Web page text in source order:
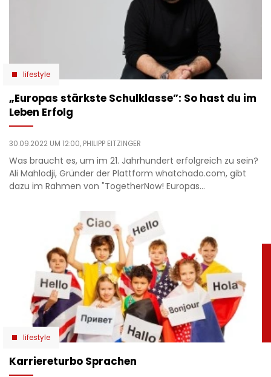
lifestyle
„Europas stärkste Schulklasse”: So hast du im
Leben Erfolg
30.09.2022 UM 12:00, PHILIPP EITZINGER
Was braucht es, um im 21. Jahrhundert erfolgreich zu sein?
Ali Mahlodji, Gründer der Plattform whatchado.com, gibt
dazu im Rahmen von "TogetherNow! Europas…
lifestyle
Karriereturbo Sprachen